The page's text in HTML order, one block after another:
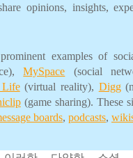
opinions, insights,
examples of
MySpace (social
Life(virtual reality), Digg
(game sharing). These
boards, podcasts,